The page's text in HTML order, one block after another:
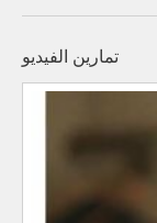
تمارين الفيديو